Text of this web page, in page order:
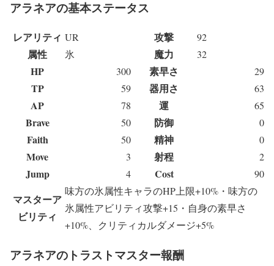
アラネアの基本ステータス
レアリティ UR 攻撃 92
属性 氷 魔力 32
HP 300 素早さ 29
TP 59 器用さ 63
AP 78 運 65
Brave 50 防御 0
Faith 50 精神 0
Move 3 射程 2
Jump 4 Cost 90
マスターア
ビリティ
味方の氷属性キャラのHP上限+10%・味方の
氷属性アビリティ攻撃+15・自身の素早さ
+10%、クリティカルダメージ+5%
アラネアのトラストマスター報酬